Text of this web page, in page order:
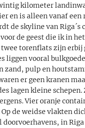
kilometer
en is alleen vanaf een
de skyline van
de geest die ik in het
torenflats zijn erbij
liggen vooral
zand, pulp en
er geen kranen
lagen kleine
Vier oranje
Op de weidse vlakten
in